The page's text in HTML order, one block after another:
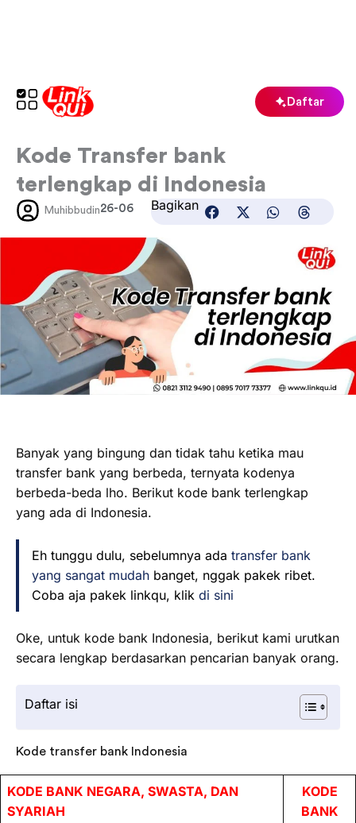
Daftar
Kode Transfer bank
terlengkap di Indonesia
Muhibbudin26-06 Bagikan
Banyak yang bingung dan tidak tahu ketika mau
transfer bank yang berbeda, ternyata kodenya
berbeda-beda lho. Berikut kode bank terlengkap
yang ada di Indonesia.
Eh tunggu dulu, sebelumnya ada transfer bank
yang sangat mudah banget, nggak pakek ribet.
Coba aja pakek linkqu, klik di sini
Oke, untuk kode bank Indonesia, berikut kami urutkan
secara lengkap berdasarkan pencarian banyak orang.
Daftar isi
Kode transfer bank Indonesia
KODE BANK NEGARA, SWASTA, DAN
SYARIAH
KODE
BANK